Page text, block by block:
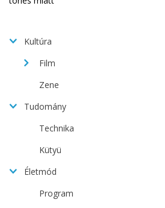
Kultúra
Film
Zene
Tudomány
Technika
Kütyü
Életmód
Program